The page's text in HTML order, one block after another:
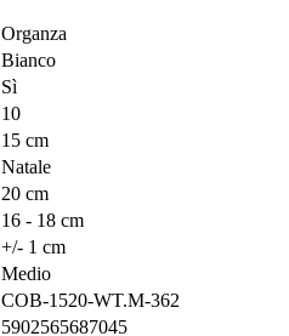
Organza
Bianco
Sì
10
15 cm
Natale
20 cm
16 - 18 cm
+/- 1 cm
Medio
COB-1520-WT.M-362
5902565687045